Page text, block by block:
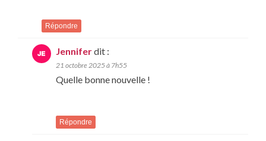
Répondre
Jenniferdit :
21 octobre 2025 à 7h55
Quelle bonne nouvelle !
Répondre